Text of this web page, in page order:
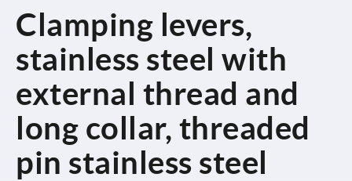
Clamping levers,
stainless steel with
external thread and
long collar, threaded
pin stainless steel